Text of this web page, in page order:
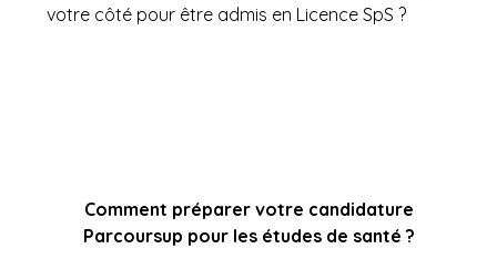
votre côté pour être admis en Licence SpS ?
Comment préparer votre candidature
Parcoursup pour les études de santé ?